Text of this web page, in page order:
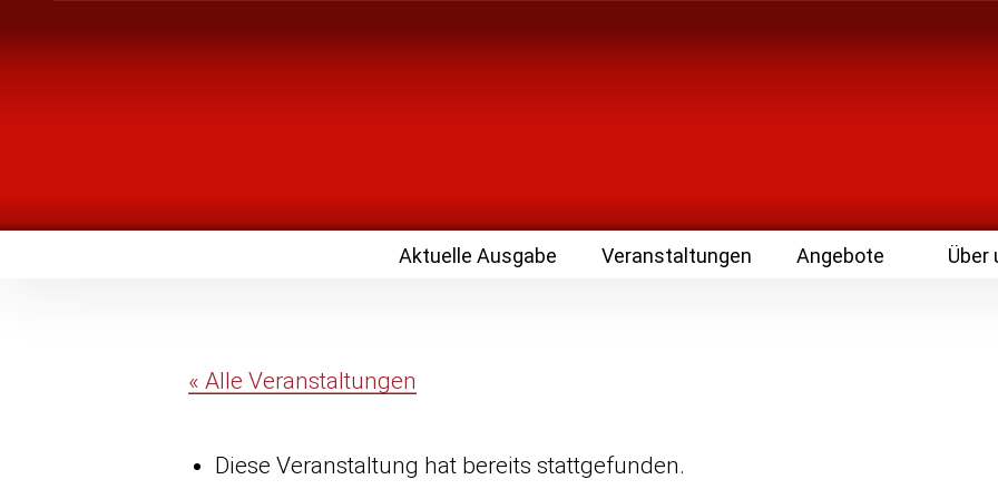
Landknirpse – Die Zeitschrift für Leute
Aktuelle Ausgabe Veranstaltungen Angebote Über
« Alle Veranstaltungen
Diese Veranstaltung hat bereits stattgefunden.